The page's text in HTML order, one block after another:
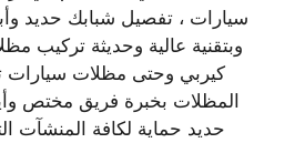
سيارات ، تفصيل شبابك حديد
وبتقنية عالية وحديثة تركيب
كيربي وحتى مظلات سيارات
المظلات بخبرة فريق مختص
حديد حماية لكافة المنشآت